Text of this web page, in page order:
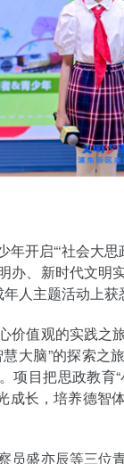
开启“‘社会大思
办、新时代文明
人主题活动上获
价值观的实践之
大脑”的探索之
项目把思政教育
成长，培养德智
员盛亦辰等三位